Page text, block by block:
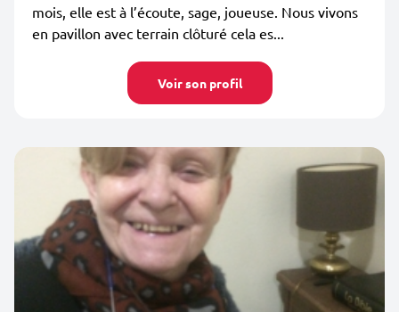
mois, elle est à l’écoute, sage, joueuse. Nous vivons
en pavillon avec terrain clôturé cela es...
Voir son profil